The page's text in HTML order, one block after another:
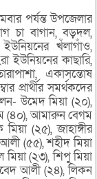
পর্যন্ত উপজেলার
চা বাগান, বড়দল,
খঁলাগাঁও,
ইউনিয়নের কাছারি,
একাসন্তোষ
প্রার্থীর সমর্থকদের
উমেদ মিয়া (২০),
(৪০), আমারুন বেগম
(২৫), জাহাঙ্গীর
(৫৫), শহীদ মিয়া
(২৩), শিপু মিয়া
আলী (২৪), লিকন